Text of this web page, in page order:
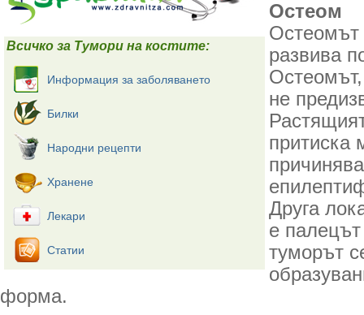
Всичко за Тумори на костите:
Информация за заболяването
Билки
Народни рецепти
Хранене
Лекари
Статии
Остеом
Остеомът
развива
не
притиска
Друга
е
туморът
форма.